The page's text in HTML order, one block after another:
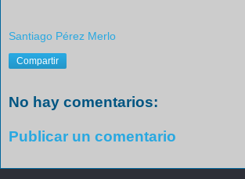
Santiago Pérez Merlo
Compartir
No hay comentarios:
Publicar un comentario